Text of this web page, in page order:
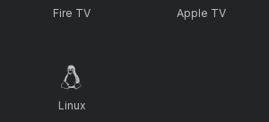
Fire TV Apple TV
Linux